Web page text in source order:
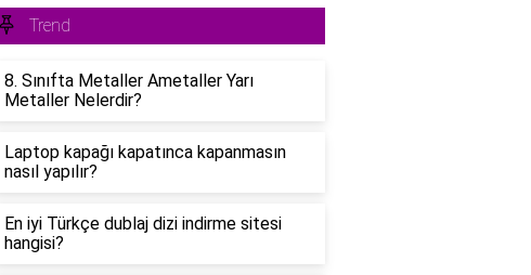
Trend
8. Sınıfta Metaller Ametaller Yarı
Metaller Nelerdir?
Laptop kapağı kapatınca kapanmasın
nasıl yapılır?
En iyi Türkçe dublaj dizi indirme sitesi
hangisi?